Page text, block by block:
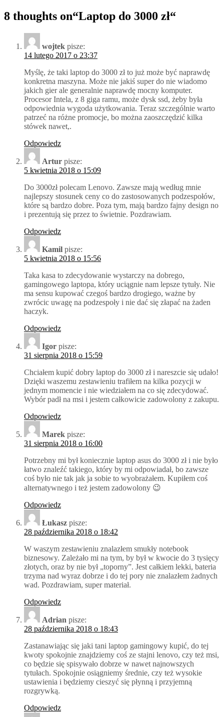
8 thoughts on“Laptop do 3000 zł“
wojtek pisze:
14 lutego 2017 o 23:37
Myślę, że taki laptop do 3000 zł to już może być naprawdę
konkretna maszyna. Może nie jakiś super do nie wiadomo
jakich gier ale generalnie naprawdę mocny komputer.
Procesor Intela, z 8 giga ramu, może dysk ssd, żeby była
odpowiednia wygoda użytkowania. Teraz szczególnie warto
patrzeć na różne promocje, bo można zaoszczędzić kilka
stówek nawet,.
Odpowiedz
Artur pisze:
5 kwietnia 2018 o 15:09
Do 3000zł polecam Lenovo. Zawsze mają według mnie
najlepszy stosunek ceny co do zastosowanych podzespołów,
które są bardzo dobre. Poza tym, mają bardzo fajny design no
i prezentują się przez to świetnie. Pozdrawiam.
Odpowiedz
Kamil pisze:
5 kwietnia 2018 o 15:56
Taka kasa to zdecydowanie wystarczy na dobrego,
gamingowego laptopa, który uciągnie nam lepsze tytuły. Nie
ma sensu kupować czegoś bardzo drogiego, ważne by
zwrócic uwagę na podzespoły i nie dać się złapać na żaden
haczyk.
Odpowiedz
Igor pisze:
31 sierpnia 2018 o 15:59
Chciałem kupić dobry laptop do 3000 zł i nareszcie się udało!
Dzięki waszemu zestawieniu trafiłem na kilka pozycji w
jednym momencie i nie wiedziałem na co się zdecydować.
Wybór padł na msi i jestem całkowicie zadowolony z zakupu.
Odpowiedz
Marek pisze:
31 sierpnia 2018 o 16:00
Potrzebny mi był koniecznie laptop asus do 3000 zł i nie było
łatwo znaleźć takiego, który by mi odpowiadał, bo zawsze
coś było nie tak jak ja sobie to wyobrażałem. Kupiłem coś
alternatywnego i też jestem zadowolony 😉
Odpowiedz
Łukasz pisze:
28 października 2018 o 18:42
W waszym zestawieniu znalazłem smukły notebook
biznesowy. Zależało mi na tym, by był w kwocie do 3 tysięcy
złotych, oraz by nie był „toporny”. Jest całkiem lekki, bateria
trzyma nad wyraz dobrze i do tej pory nie znalazłem żadnych
wad. Pozdrawiam, super materiał.
Odpowiedz
Adrian pisze:
28 października 2018 o 18:43
Zastanawiając się jaki tani laptop gamingowy kupić, do tej
kwoty spokojnie znajdziemy coś ze stajni lenovo, czy też msi,
co będzie się spisywało dobrze w nawet najnowszych
tytułach. Spokojnie osiągniemy średnie, czy też wysokie
ustawienia i będziemy cieszyć się płynną i przyjemną
rozgrywką.
Odpowiedz